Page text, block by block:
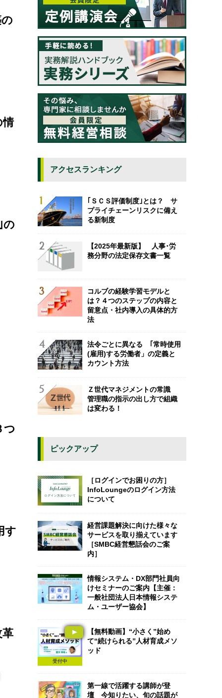
情
の
つ
す
アクセスランキング
｢ＳＣＳ評価制度｣とは？ サ
プライチェーンリスクに備え
る新制度
【2025年最新版】 人事･労
務分野の法定保存文書一覧
コルブの経験学習モデルと
は？４つのステップの内容と
留意点・社内導入の具体的方
法
法令ごとに異なる ｢常時使用
(雇用)する労働者」の定義と
カウント方法
Ｚ世代マネジメントの常識
管理職の指示の出し方で組織
は変わる！
ピックアップ
［ログインでお困りの方］
InfoLoungeのログイン方法
について
経営課題解決に向けた様々な
サービスを取り揃えています
［SMBC経営懇話会のご案
内］
情報システム・DX部門社員向
けセミナーのご案内【主催：
一般社団法人日本情報システ
ム・ユーザー協会】
受付中
【無料動画】“小さく”始め
て“続けられる”人材育成メソ
ッド
第一線で活躍する講師が登
壇 今知りたい、旬の話題が